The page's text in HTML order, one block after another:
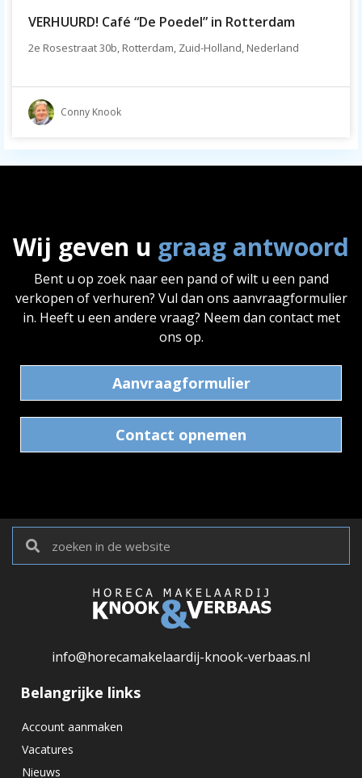
VERHUURD! Café “De Poedel” in Rotterdam
2e Rosestraat 30b, Rotterdam, Zuid-Holland, Nederland
Conny Knook
Wij geven u graag antwoord
Bent u op zoek naar een pand of wilt u een pand
verkopen of verhuren? Vul dan ons aanvraagformulier
in. Heeft u een andere vraag? Neem dan contact met
ons op.
Aanvraagformulier
Contact opnemen
info@horecamakelaardij-knook-verbaas.nl
Belangrijke links
Account aanmaken
Vacatures
Nieuws